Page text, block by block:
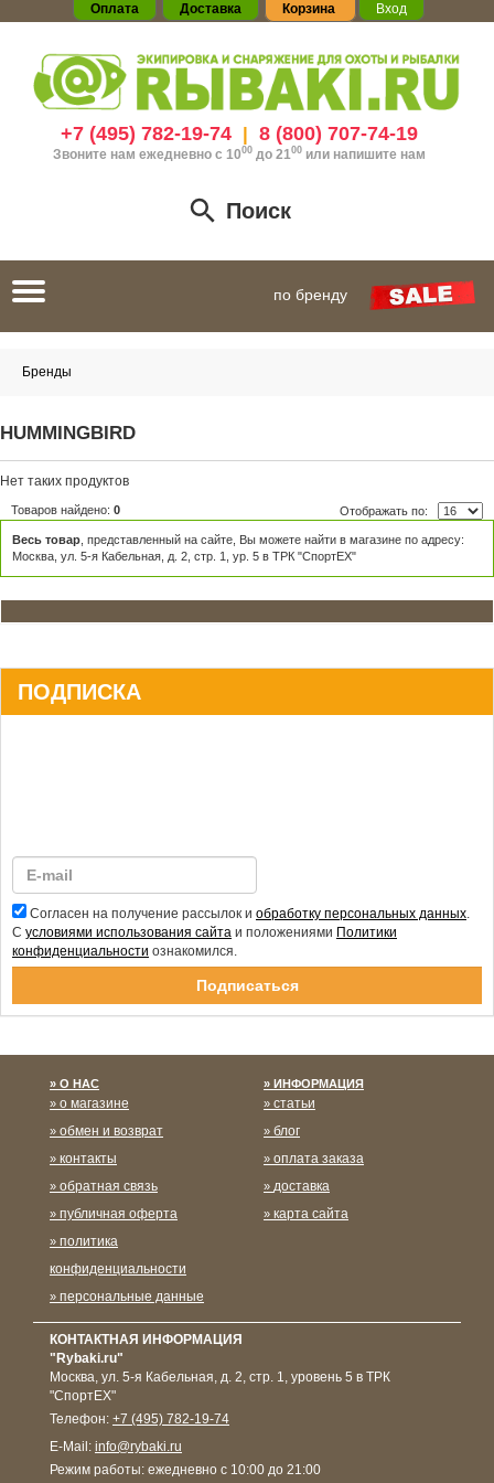
Оплата Доставка Корзина Вход
+7 (495) 782-19-74| 8 (800) 707-74-19
Звоните нам ежедневно с 1000до 21 00 или напишите нам
Поиск
Toggle
navigation
по бренду
Бренды
HUMMINGBIRD
Нет таких продуктов
Товаров найдено: 0 Отображать по:
Весь товар , представленный на сайте, Вы можете найти в магазине по адресу:
Москва, ул. 5-я Кабельная, д. 2, стр. 1, ур. 5 в ТРК "СпортЕХ"
ПОДПИСКА
Согласен на получение рассылок и обработку персональных данных
С условиями использования сайта и положениями Политики
конфиденциальности ознакомился.
Спасибо за подписку!
О НАС
о магазине
обмен и возврат
контакты
обратная связь
публичная оферта
политика
конфиденциальности
персональные данные
ИНФОРМАЦИЯ
статьи
блог
оплата заказа
доставка
карта сайта
КОНТАКТНАЯ ИНФОРМАЦИЯ
"Rybaki.ru"
Москва, ул. 5-я Кабельная, д. 2, стр. 1, уровень 5 в ТРК
"СпортЕХ"
Телефон: +7 (495) 782-19-74
E-Mail: info@rybaki.ru
Режим работы: ежедневно с 10:00 до 21:00